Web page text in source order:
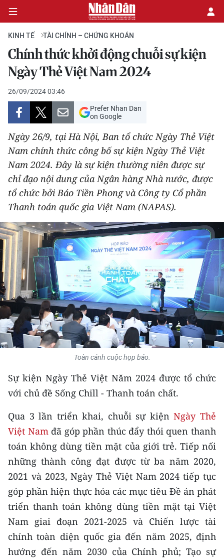
CHÍNH TRỊ
KINH TẾ
VĂN HÓA
XÃ HỘI
PHÁP LUẬT
DU LỊCH
THẾ GIỚI
THỂ THAO
GIÁO DỤC
Y TẾ
KHOA HỌC - CÔNG NGHỆ
MÔI TRƯỜNG
KIỂM CHỨNG THÔNG TIN
54 DÂN TỘC VIỆT NAM
CHƯƠNG TRÌNH OCOP - MỖI XÃ
MỘT SẢN PHẨM
RADIO
MEDIA CENTER
E-Magazine
KINH TẾ TÀI CHÍNH – CHỨNG KHOÁN
Chính thức khởi động chuỗi sự kiện
Ngày Thẻ Việt Nam 2024
26/09/2024 03:46
Prefer Nhan Dan
on Google
Ngày 26/9, tại Hà Nội, Ban tổ chức Ngày Thẻ Việt
Nam chính thức công bố sự kiện Ngày Thẻ Việt
Nam 2024. Đây là sự kiện thường niên được sự
chỉ đạo nội dung của Ngân hàng Nhà nước, được
tổ chức bởi Báo Tiền Phong và Công ty Cổ phần
Thanh toán quốc gia Việt Nam (NAPAS).
Toàn cảnh cuộc họp báo.
Sự kiện Ngày Thẻ Việt Năm 2024 được tổ chức
với chủ đề Sống Chill - Thanh toán chất.
Qua 3 lần triển khai, chuỗi sự kiệnNgày Thẻ
Việt Namđã góp phần thúc đẩy thói quen thanh
toán không dùng tiền mặt của giới trẻ. Tiếp nối
những thành công đạt được từ ba năm 2020,
2021 và 2023, Ngày Thẻ Việt Nam 2024 tiếp tục
góp phần hiện thực hóa các mục tiêu Đề án phát
triển thanh toán không dùng tiền mặt tại Việt
Nam giai đoạn 2021-2025 và Chiến lược tài
chính toàn diện quốc gia đến năm 2025, định
hướng đến năm 2030 của Chính phủ; Tạo sự